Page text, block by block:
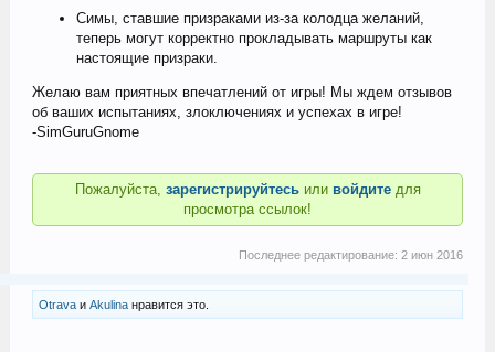
Симы, ставшие призраками из-за колодца желаний,
теперь могут корректно прокладывать маршруты как
настоящие призраки.
Желаю вам приятных впечатлений от игры! Мы ждем отзывов
об ваших испытаниях, злоключениях и успехах в игре!
-SimGuruGnome
Пожалуйста, зарегистрируйтесьили войдите для
просмотра ссылок!
Последнее редактирование:2 июн 2016
Otravaи Akulinaнравится это.